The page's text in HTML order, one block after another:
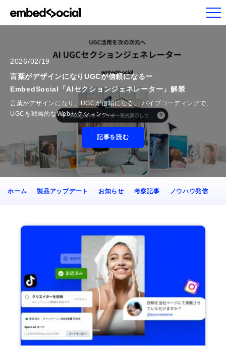
2026/02/19
言葉がデザインになりUGCが信頼になるー
EmbedSocial「AIセクションジェネレーター」解禁
言葉がデザインになり、UGCが信頼になる。 バイブコーディングで、
UGCを戦略的なWebセクションへ…
記事を読む
ホーム 製品アップデート お知らせ 考察記事 ノウハウ発信